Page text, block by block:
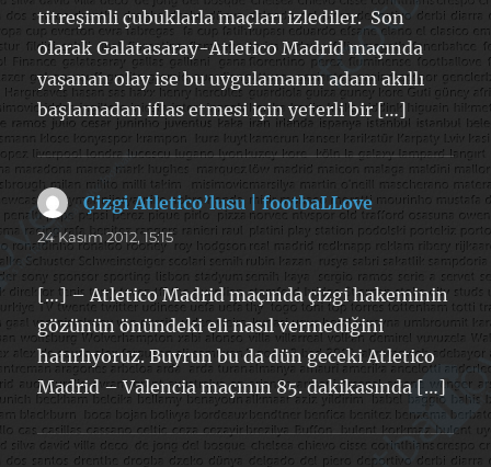
titreşimli çubuklarla maçları izlediler. Son
olarak Galatasaray-Atletico Madrid maçında
yaşanan olay ise bu uygulamanın adam akıllı
başlamadan iflas etmesi için yeterli bir […]
Çizgi Atletico’lusu | footbaLLove dedi
ki:
24 Kasım 2012, 15:15
[…] – Atletico Madrid maçında çizgi hakeminin
gözünün önündeki eli nasıl vermediğini
hatırlıyoruz. Buyrun bu da dün geceki Atletico
Madrid – Valencia maçının 85. dakikasında […]